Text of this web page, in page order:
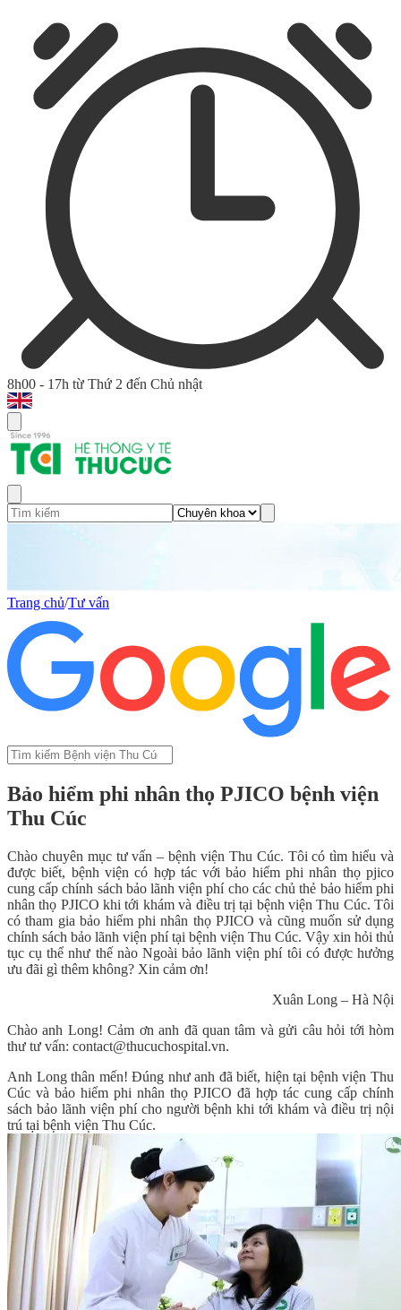
8h00 - 17h từ Thứ 2 đến Chủ nhật
Trang chủ/Tư vấn
Bảo hiểm phi nhân thọ PJICO bệnh viện
Thu Cúc
Chào chuyên mục tư vấn – bệnh viện Thu Cúc. Tôi có tìm hiểu và
được biết, bệnh viện có hợp tác với bảo hiểm phi nhân thọ pjico
cung cấp chính sách bảo lãnh viện phí cho các chủ thẻ bảo hiểm phi
nhân thọ PJICO khi tới khám và điều trị tại bệnh viện Thu Cúc. Tôi
có tham gia bảo hiểm phi nhân thọ PJICO và cũng muốn sử dụng
chính sách bảo lãnh viện phí tại bệnh viện Thu Cúc. Vậy xin hỏi thủ
tục cụ thể như thế nào Ngoài bảo lãnh viện phí tôi có được hưởng
ưu đãi gì thêm không? Xin cảm ơn!
Xuân Long – Hà Nội
Chào anh Long! Cảm ơn anh đã quan tâm và gửi câu hỏi tới hòm
thư tư vấn: contact@thucuchospital.vn.
Anh Long thân mến! Đúng như anh đã biết, hiện tại bệnh viện Thu
Cúc và bảo hiểm phi nhân thọ PJICO đã hợp tác cung cấp chính
sách bảo lãnh viện phí cho người bệnh khi tới khám và điều trị nội
trú tại bệnh viện Thu Cúc.